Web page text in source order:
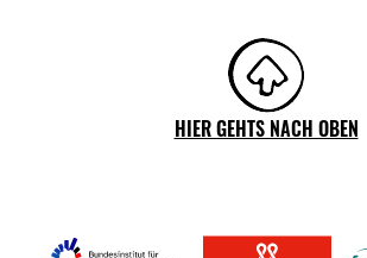
HIER GEHTS NACH OBEN